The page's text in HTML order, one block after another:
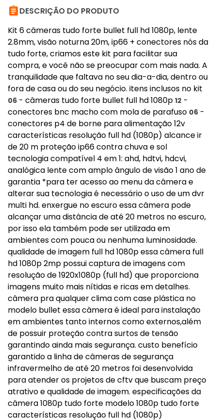
DESCRIÇÃO DO PRODUTO
Kit 6 câmeras tudo forte bullet full hd 1080p, lente
2.8mm, visão noturna 20m, ip66 + conectores nós da
tudo forte, criamos este kit para facilitar sua
compra, e você não se preocupar com mais nada. A
tranquilidade que faltava no seu dia-a-dia, dentro ou
fora de casa ou do seu negócio. itens inclusos no kit
06 - câmeras tudo forte bullet full hd 1080p 12 -
conectores bnc macho com mola de parafuso 06 -
conectores p4 de borne para alimentação 12v
características resolução full hd (1080p) alcance ir
de 20 m proteção ip66 contra chuva e sol
tecnologia compatível 4 em 1: ahd, hdtvi, hdcvi,
analógica lente com amplo ângulo de visão 1 ano de
garantia *para ter acesso ao menu da câmera e
alterar sua tecnologia é necessário o uso de um dvr
multi hd. enxergue no escuro essa câmera pode
alcançar uma distância de até 20 metros no escuro,
por isso ela também pode ser utilizada em
ambientes com pouca ou nenhuma luminosidade.
qualidade de imagem full hd 1080p essa câmera full
hd 1080p 2mp possui captura de imagens com
resolução de 1920x1080p (full hd) que proporciona
imagens muito mais nítidas e ricas em detalhes.
câmera pra qualquer clima com case plástica no
modelo bullet essa câmera é ideal para instalação
em ambientes tanto internos como externos,além
de possuir proteção contra surtos de tensão
garantindo ainda mais segurança. custo benefício
garantido a linha de câmeras de segurança
infravermelho de até 20 metros foi desenvolvida
para atender os projetos de cftv que buscam preço
atrativo e qualidade de imagem. especificações da
câmera 1080p tudo forte modelo 1080p tudo forte
características resolução full hd (1080p)